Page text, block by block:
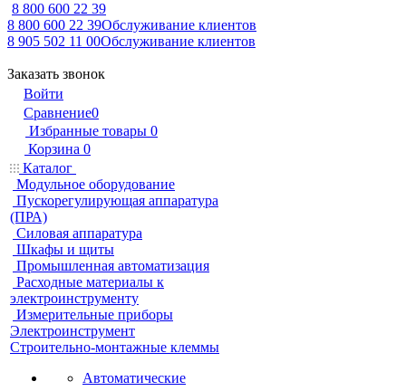
8 800 600 22 39
8 800 600 22 39Обслуживание клиентов
8 905 502 11 00Обслуживание клиентов
Заказать звонок
Войти
Сравнение0
Избранные товары 0
Корзина 0
Каталог
Модульное оборудование
Пускорегулирующая аппаратура
(ПРА)
Силовая аппаратура
Шкафы и щиты
Промышленная автоматизация
Расходные материалы к
электроинструменту
Измерительные приборы
Электроинструмент
Строительно-монтажные клеммы
Автоматические